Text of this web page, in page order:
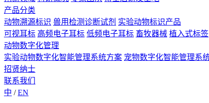
产品分类
动物溯源标识 兽用检测诊断试剂 实验动物标识产品
可视耳标 高频电子耳标 低频电子耳标 畜牧器械 植入式标签
动物数字化管理
实验动物数字化智能管理系统方案 宠物数字化智能管理系
招贤纳士
联系我们
中 /EN